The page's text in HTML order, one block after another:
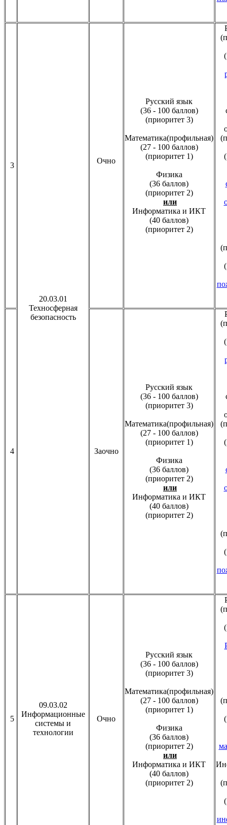
3
20.03.01
Техносферная
безопасность
Очно
Русский язык
(36 - 100 баллов)
(приоритет 3)
Математика(профильная)
(27 - 100 баллов)
(приоритет 1)
Физика
(36 баллов)
(приоритет 2)
или
Информатика и ИКТ
(40 баллов)
(приоритет 2)
4 Заочно
Русский язык
(36 - 100 баллов)
(приоритет 3)
Математика(профильная)
(27 - 100 баллов)
(приоритет 1)
Физика
(36 баллов)
(приоритет 2)
или
Информатика и ИКТ
(40 баллов)
(приоритет 2)
5
09.03.02
Информационные
системы и
технологии
Очно
Русский язык
(36 - 100 баллов)
(приоритет 3)
Математика(профильная)
(27 - 100 баллов)
(приоритет 1)
Физика
(36 баллов)
(приоритет 2)
или
Информатика и ИКТ
(40 баллов)
(приоритет 2)